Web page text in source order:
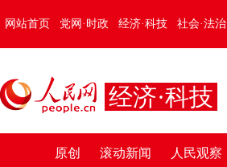
网站首页 党网·时政 经济·科技 社会·法治
经济·科技
原创 滚动新闻 人民观察